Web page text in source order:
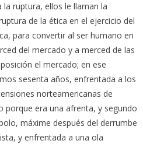
ruptura, ellos le llaman la
de la ética en el ejercicio del
para convertir al ser humano en
del mercado y a merced de las
el mercado; en ese
sesenta años, enfrentada a los
norteamericanas de
porque era una afrenta, y segundo
máxime después del derrumbe
y enfrentada a una ola